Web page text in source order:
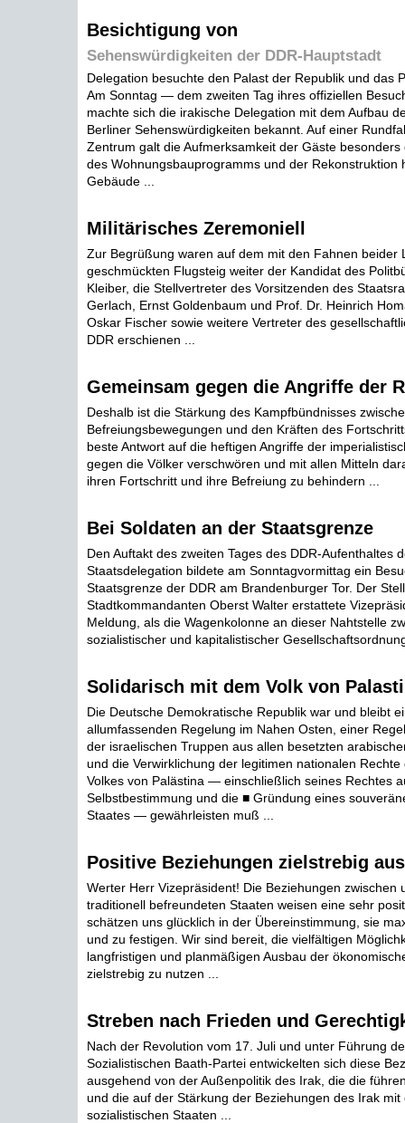
Besichtigung von
Sehenswürdigkeiten der DDR-Hauptstadt
Delegation besuchte den Palast der Republik und das
Am Sonntag — dem zweiten Tag ihres offiziellen
machte sich die irakische Delegation mit dem Aufbau
Berliner Sehenswürdigkeiten bekannt. Auf einer
Zentrum galt die Aufmerksamkeit der Gäste besonders
des Wohnungsbauprogramms und der Rekonstruktion
Gebäude ...
Militärisches Zeremoniell
Zur Begrüßung waren auf dem mit den Fahnen beider
geschmückten Flugsteig weiter der Kandidat des
Kleiber, die Stellvertreter des Vorsitzenden des
Gerlach, Ernst Goldenbaum und Prof. Dr. Heinrich
Oskar Fischer sowie weitere Vertreter des
DDR erschienen ...
Gemeinsam gegen die Angriffe der
Deshalb ist die Stärkung des Kampfbündnisses
Befreiungsbewegungen und den Kräften des
beste Antwort auf die heftigen Angriffe der
gegen die Völker verschwören und mit allen Mitteln
ihren Fortschritt und ihre Befreiung zu behindern ...
Bei Soldaten an der Staatsgrenze
Den Auftakt des zweiten Tages des DDR-Aufenthaltes
Staatsdelegation bildete am Sonntagvormittag ein
Staatsgrenze der DDR am Brandenburger Tor. Der
Stadtkommandanten Oberst Walter erstattete
Meldung, als die Wagenkolonne an dieser Nahtstelle
sozialistischer und kapitalistischer
Solidarisch mit dem Volk von
Die Deutsche Demokratische Republik war und bleibt
allumfassenden Regelung im Nahen Osten, einer
der israelischen Truppen aus allen besetzten
und die Verwirklichung der legitimen nationalen Rechte
Volkes von Palästina — einschließlich seines Rechtes
Selbstbestimmung und die ■ Gründung eines
Staates — gewährleisten muß ...
Positive Beziehungen zielstrebig
Werter Herr Vizepräsident! Die Beziehungen zwischen
traditionell befreundeten Staaten weisen eine sehr
schätzen uns glücklich in der Übereinstimmung, sie
und zu festigen. Wir sind bereit, die vielfältigen
langfristigen und planmäßigen Ausbau der
zielstrebig zu nutzen ...
Streben nach Frieden und
Nach der Revolution vom 17. Juli und unter Führung
Sozialistischen Baath-Partei entwickelten sich diese
ausgehend von der Außenpolitik des Irak, die die
und die auf der Stärkung der Beziehungen des Irak
sozialistischen Staaten ...